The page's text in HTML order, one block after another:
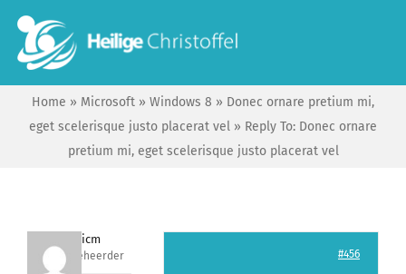
Skip
content
Ik zoek …
Home » Microsoft » Windows 8 » Donec ornare pretium mi,
eget scelerisque justo placerat vel » Reply To: Donec ornare
pretium mi, eget scelerisque justo placerat vel
Fabiocicm
Sleutelbeheerder #456